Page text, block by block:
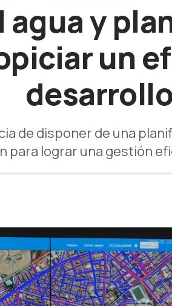
y
un
de disponer de una
para lograr una gestión